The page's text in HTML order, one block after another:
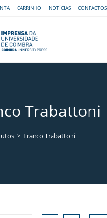
CARRINHO NOTÍCIAS CONTACTOS
Trabattoni
> Franco Trabattoni